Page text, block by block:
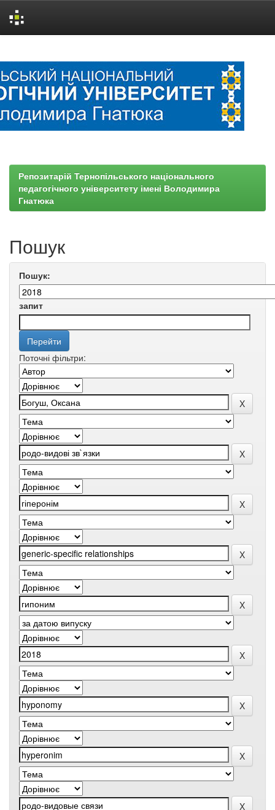
Репозитарій Тернопільського національного
педагогічного університету імені Володимира
Гнатюка
Пошук
Пошук:
запит
Поточні фільтри: